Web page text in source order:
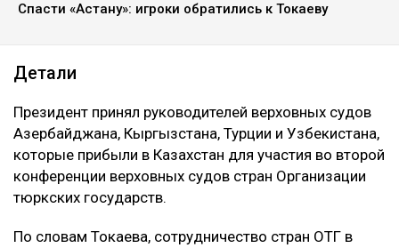
Спасти «Астану»: игроки обратились к Токаеву
Детали
Президент принял руководителей верховных судов
Азербайджана, Кыргызстана, Турции и Узбекистана,
которые прибыли в Казахстан для участия во второй
конференции верховных судов стран Организации
тюркских государств.
По словам Токаева, сотрудничество стран ОТГ в